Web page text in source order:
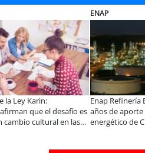
la Ley Karin:
que el desafío es
cambio cultural en las
ENAP
Enap Refinería
años de
energético de